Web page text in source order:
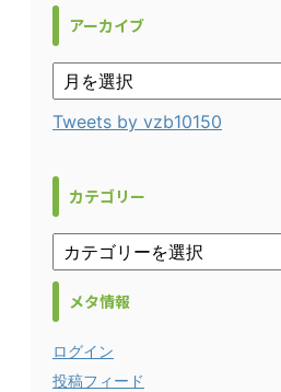
アーカイブ
Tweets by vzb10150
カテゴリー
メタ情報
ログイン
投稿フィード